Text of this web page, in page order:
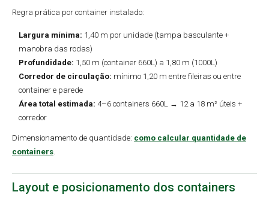
Regra prática por container instalado:
Largura mínima: 1,40 m por unidade (tampa basculante +
manobra das rodas)
Profundidade: 1,50 m (container 660L) a 1,80 m (1000L)
Corredor de circulação: mínimo 1,20 m entre fileiras ou entre
container e parede
Área total estimada: 4–6 containers 660L → 12 a 18 m² úteis +
corredor
Dimensionamento de quantidade: como calcular quantidade de
containers.
Layout e posicionamento dos containers